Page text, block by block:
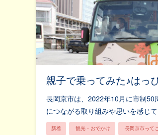
親子で乗ってみた♪はっ
長岡京市は、2022年10月に市制
につながる取り組みや思いを感じ
新着 観光・おでかけ 長岡京市って